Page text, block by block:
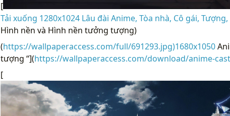
[
Tải xuống 1280x1024 Lâu đài Anime, Tòa nhà, Cô gái,
Hình nền và Hình nền tưởng tượng)
(https://wallpaperaccess.com/full/691293.jpg)1680x1050
tượng “](https://wallpaperaccess.com/download/anime-
[